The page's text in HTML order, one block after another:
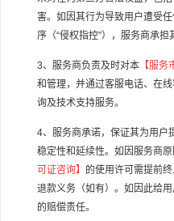
害。如因其行为导致用户遭受
序（“侵权指控”），服务商承担
3、服务商负责及时对本 【服务
和管理，并通过客服电话、在
询及技术支持服务。
4、服务商承诺，保证其为用户
稳定性和延续性。如因服务商
可证咨询】 的使用许可需提前
退款义务（如有）。如因此给
的赔偿责任。